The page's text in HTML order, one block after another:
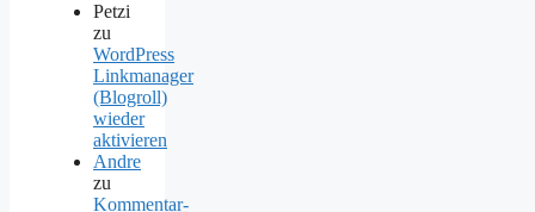
Petzi
zu
WordPress
Linkmanager
(Blogroll)
wieder
aktivieren
Andre
zu
Kommentar-